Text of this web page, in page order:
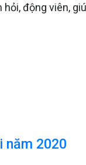
động viên,
năm 2020